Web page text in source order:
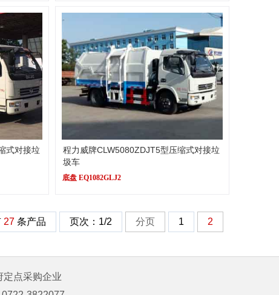
式对接垃
程力威牌CLW5080ZDJT5型压缩式对接垃
圾车
底盘 EQ1082GLJ2
27 条产品 页次：1/2 分页 1 2
定点采购企业